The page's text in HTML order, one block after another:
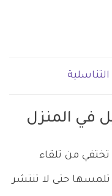
في المنزل
من تلقاء
حتى لا تنتشر